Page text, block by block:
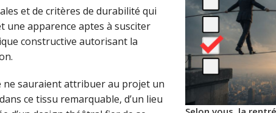
et de critères de durabilité qui
apparence aptes à susciter
constructive autorisant la
ne sauraient attribuer au projet un
ce tissu remarquable, d’un lieu